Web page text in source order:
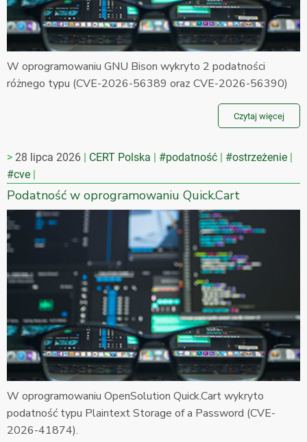
W oprogramowaniu GNU Bison wykryto 2 podatności
różnego typu (CVE-2026-56389 oraz CVE-2026-56390)
Czytaj więcej
28 lipca 2026 CERT Polska #podatność
#ostrzeżenie
#cve
Podatność w oprogramowaniu Quick.Cart
W oprogramowaniu OpenSolution Quick.Cart wykryto
podatność typu Plaintext Storage of a Password (CVE-
2026-41874).